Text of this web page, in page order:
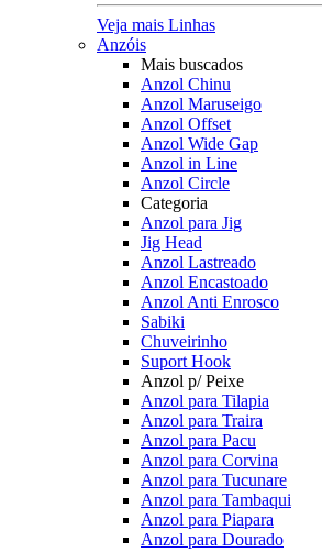
Veja mais Linhas
Anzóis
Mais buscados
Anzol Chinu
Anzol Maruseigo
Anzol Offset
Anzol Wide Gap
Anzol in Line
Anzol Circle
Categoria
Anzol para Jig
Jig Head
Anzol Lastreado
Anzol Encastoado
Anzol Anti Enrosco
Sabiki
Chuveirinho
Suport Hook
Anzol p/ Peixe
Anzol para Tilapia
Anzol para Traira
Anzol para Pacu
Anzol para Corvina
Anzol para Tucunare
Anzol para Tambaqui
Anzol para Piapara
Anzol para Dourado